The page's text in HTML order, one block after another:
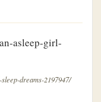
dreams-2197947/